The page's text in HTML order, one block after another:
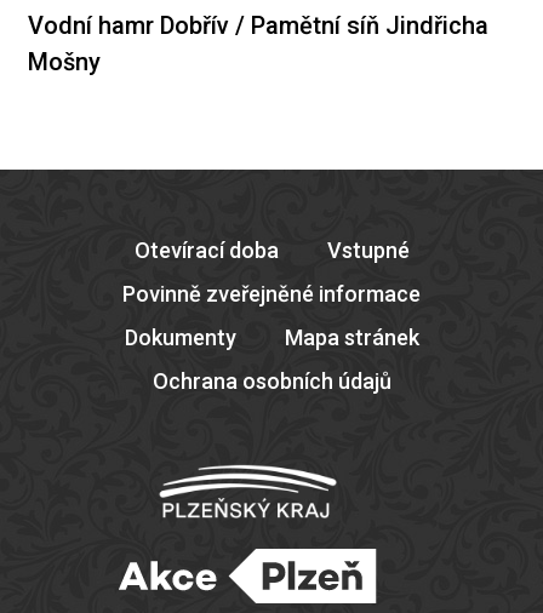
Vodní hamr Dobřív / Pamětní síň Jindřicha
Mošny
Otevírací doba
Vstupné
Povinně zveřejněné informace
Dokumenty
Mapa stránek
Ochrana osobních údajů